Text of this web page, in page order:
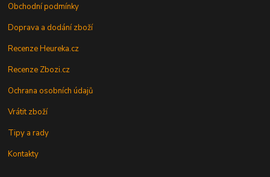
Obchodní podmínky
Doprava a dodání zboží
Recenze Heureka.cz
Recenze Zbozi.cz
Ochrana osobních údajů
Vrátit zboží
Tipy a rady
Kontakty